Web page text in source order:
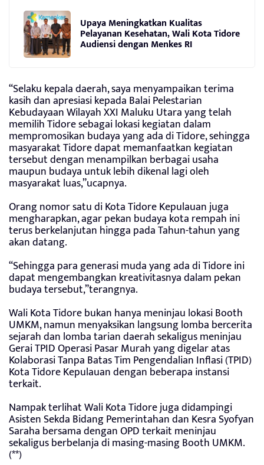
Upaya Meningkatkan Kualitas
Pelayanan Kesehatan, Wali Kota Tidore
Audiensi dengan Menkes RI
“Selaku kepala daerah, saya menyampaikan terima
kasih dan apresiasi kepada Balai Pelestarian
Kebudayaan Wilayah XXI Maluku Utara yang telah
memilih Tidore sebagai lokasi kegiatan dalam
mempromosikan budaya yang ada di Tidore, sehingga
masyarakat Tidore dapat memanfaatkan kegiatan
tersebut dengan menampilkan berbagai usaha
maupun budaya untuk lebih dikenal lagi oleh
masyarakat luas,”ucapnya.
Orang nomor satu di Kota Tidore Kepulauan juga
mengharapkan, agar pekan budaya kota rempah ini
terus berkelanjutan hingga pada Tahun-tahun yang
akan datang.
“Sehingga para generasi muda yang ada di Tidore ini
dapat mengembangkan kreativitasnya dalam pekan
budaya tersebut,”terangnya.
Wali Kota Tidore bukan hanya meninjau lokasi Booth
UMKM, namun menyaksikan langsung lomba bercerita
sejarah dan lomba tarian daerah sekaligus meninjau
Gerai TPID Operasi Pasar Murah yang digelar atas
Kolaborasi Tanpa Batas Tim Pengendalian Inflasi (TPID)
Kota Tidore Kepulauan dengan beberapa instansi
terkait.
Nampak terlihat Wali Kota Tidore juga didampingi
Asisten Sekda Bidang Pemerintahan dan Kesra Syofyan
Saraha bersama dengan OPD terkait meninjau
sekaligus berbelanja di masing-masing Booth UMKM.
(**)